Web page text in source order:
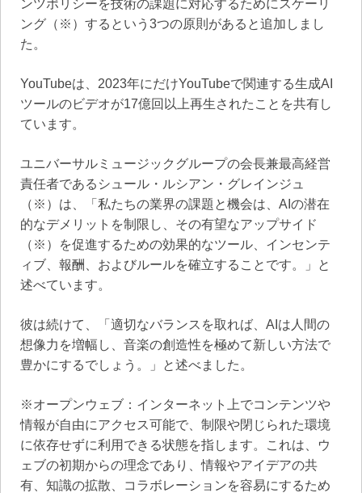
ンツポリシーを技術の課題に対応するためにスケーリ
ング（※）するという3つの原則があると追加しまし
た。
YouTubeは、2023年にだけYouTubeで関連する生成AI
ツールのビデオが17億回以上再生されたことを共有し
ています。
ユニバーサルミュージックグループの会長兼最高経営
責任者であるシュール・ルシアン・グレインジュ
（※）は、「私たちの業界の課題と機会は、AIの潜在
的なデメリットを制限し、その有望なアップサイド
（※）を促進するための効果的なツール、インセンテ
ィブ、報酬、およびルールを確立することです。」と
述べています。
彼は続けて、「適切なバランスを取れば、AIは人間の
想像力を増幅し、音楽の創造性を極めて新しい方法で
豊かにするでしょう。」と述べました。
※オープンウェブ：インターネット上でコンテンツや
情報が自由にアクセス可能で、制限や閉じられた環境
に依存せずに利用できる状態を指します。これは、ウ
ェブの初期からの理念であり、情報やアイデアの共
有、知識の拡散、コラボレーションを容易にするため